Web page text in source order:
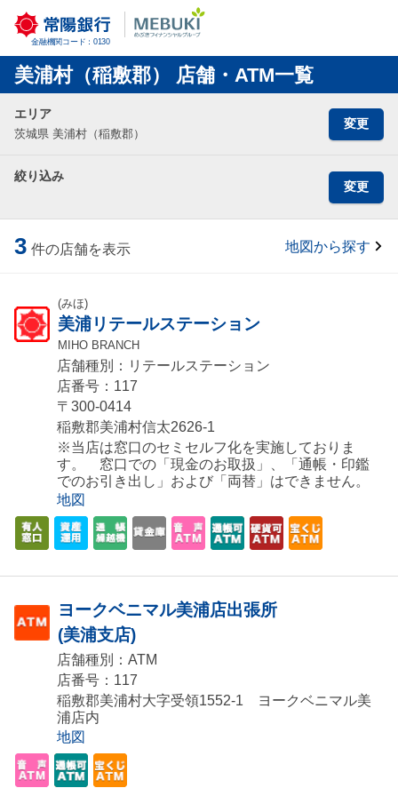
金融機関コード：0130
美浦村（稲敷郡） 店舗・ATM一覧
エリア
茨城県 美浦村（稲敷郡）
変更
絞り込み
変更
3 件の店舗を表示 地図から探す
(みほ)
美浦リテールステーション
MIHO BRANCH
店舗種別：リテールステーション
店番号：117
〒300-0414
稲敷郡美浦村信太2626-1
※当店は窓口のセミセルフ化を実施しておりま
す。 窓口での「現金のお取扱」、「通帳・印鑑
でのお引き出し」および「両替」はできません。
地図
ヨークベニマル美浦店出張所
(美浦支店)
店舗種別：ATM
店番号：117
稲敷郡美浦村大字受領1552-1 ヨークベニマル美
浦店内
地図